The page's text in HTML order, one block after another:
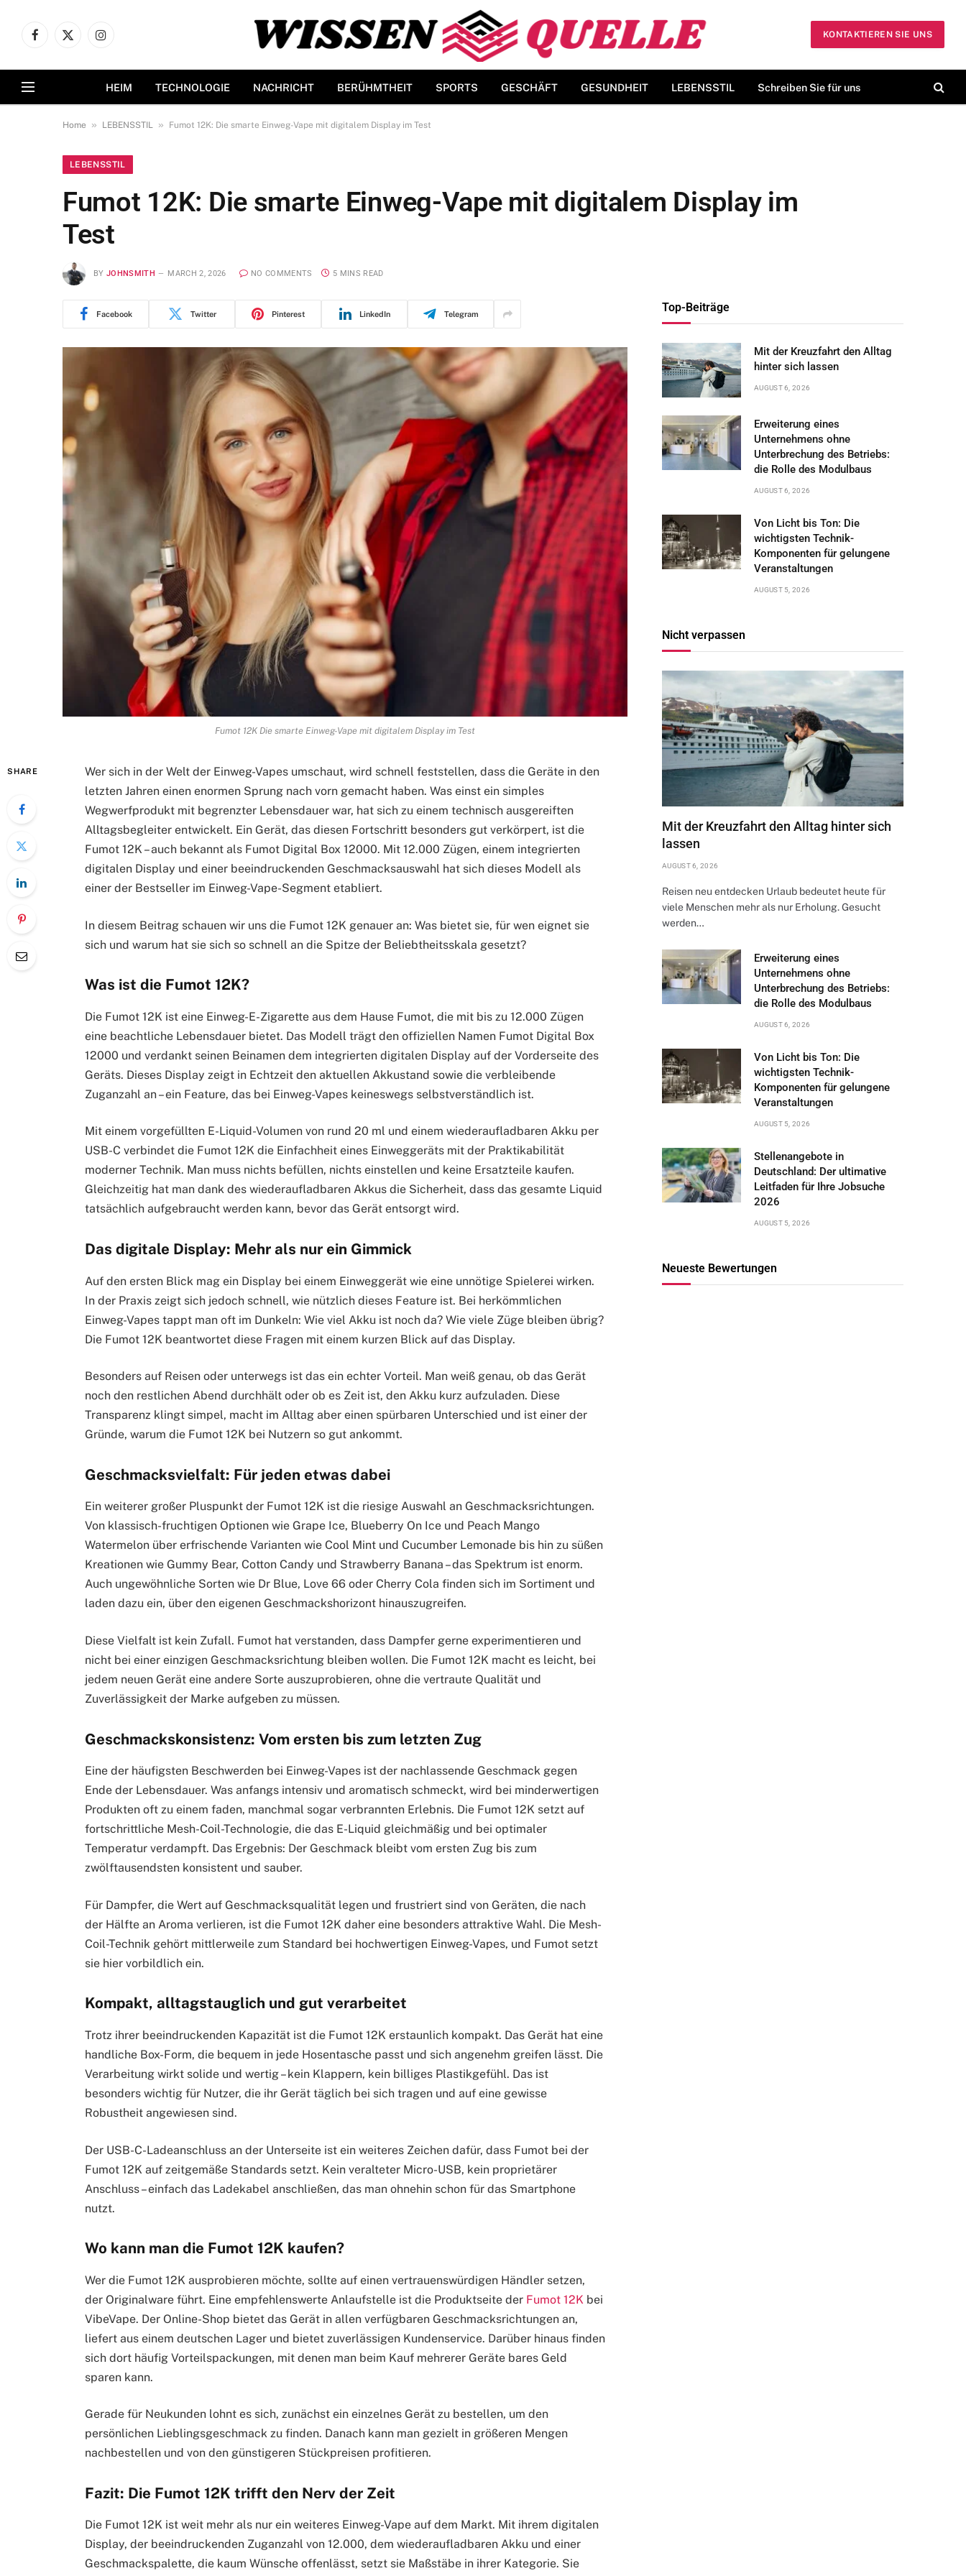
Facebook
X
Instagram
KONTAKTIEREN SIE UNS
HEIM TECHNOLOGIE NACHRICHT BERÜHMTHEIT SPORTS GESCHÄFT GESUNDHEIT LEBENSSTIL Schreiben Sie für uns
Home » LEBENSSTIL » Fumot 12K: Die smarte Einweg-Vape mit digitalem Display im Test
LEBENSSTIL
Fumot 12K: Die smarte Einweg-Vape mit digitalem Display im
Test
BY JOHNSMITH MARCH 2, 2026 NO COMMENTS 5 MINS READ
Facebook Twitter Pinterest LinkedIn Telegram
Fumot 12K Die smarte Einweg-Vape mit digitalem Display im Test
SHARE
Wer sich in der Welt der Einweg-Vapes umschaut, wird schnell feststellen, dass die Geräte in den
letzten Jahren einen enormen Sprung nach vorn gemacht haben. Was einst ein simples
Wegwerfprodukt mit begrenzter Lebensdauer war, hat sich zu einem technisch ausgereiften
Alltagsbegleiter entwickelt. Ein Gerät, das diesen Fortschritt besonders gut verkörpert, ist die
Fumot 12K – auch bekannt als Fumot Digital Box 12000. Mit 12.000 Zügen, einem integrierten
digitalen Display und einer beeindruckenden Geschmacksauswahl hat sich dieses Modell als
einer der Bestseller im Einweg-Vape-Segment etabliert.
In diesem Beitrag schauen wir uns die Fumot 12K genauer an: Was bietet sie, für wen eignet sie
sich und warum hat sie sich so schnell an die Spitze der Beliebtheitsskala gesetzt?
Was ist die Fumot 12K?
Die Fumot 12K ist eine Einweg-E-Zigarette aus dem Hause Fumot, die mit bis zu 12.000 Zügen
eine beachtliche Lebensdauer bietet. Das Modell trägt den offiziellen Namen Fumot Digital Box
12000 und verdankt seinen Beinamen dem integrierten digitalen Display auf der Vorderseite des
Geräts. Dieses Display zeigt in Echtzeit den aktuellen Akkustand sowie die verbleibende
Zuganzahl an – ein Feature, das bei Einweg-Vapes keineswegs selbstverständlich ist.
Mit einem vorgefüllten E-Liquid-Volumen von rund 20 ml und einem wiederaufladbaren Akku per
USB-C verbindet die Fumot 12K die Einfachheit eines Einweggeräts mit der Praktikabilität
moderner Technik. Man muss nichts befüllen, nichts einstellen und keine Ersatzteile kaufen.
Gleichzeitig hat man dank des wiederaufladbaren Akkus die Sicherheit, dass das gesamte Liquid
tatsächlich aufgebraucht werden kann, bevor das Gerät entsorgt wird.
Das digitale Display: Mehr als nur ein Gimmick
Auf den ersten Blick mag ein Display bei einem Einweggerät wie eine unnötige Spielerei wirken.
In der Praxis zeigt sich jedoch schnell, wie nützlich dieses Feature ist. Bei herkömmlichen
Einweg-Vapes tappt man oft im Dunkeln: Wie viel Akku ist noch da? Wie viele Züge bleiben übrig?
Die Fumot 12K beantwortet diese Fragen mit einem kurzen Blick auf das Display.
Besonders auf Reisen oder unterwegs ist das ein echter Vorteil. Man weiß genau, ob das Gerät
noch den restlichen Abend durchhält oder ob es Zeit ist, den Akku kurz aufzuladen. Diese
Transparenz klingt simpel, macht im Alltag aber einen spürbaren Unterschied und ist einer der
Gründe, warum die Fumot 12K bei Nutzern so gut ankommt.
Geschmacksvielfalt: Für jeden etwas dabei
Ein weiterer großer Pluspunkt der Fumot 12K ist die riesige Auswahl an Geschmacksrichtungen.
Von klassisch-fruchtigen Optionen wie Grape Ice, Blueberry On Ice und Peach Mango
Watermelon über erfrischende Varianten wie Cool Mint und Cucumber Lemonade bis hin zu süßen
Kreationen wie Gummy Bear, Cotton Candy und Strawberry Banana – das Spektrum ist enorm.
Auch ungewöhnliche Sorten wie Dr Blue, Love 66 oder Cherry Cola finden sich im Sortiment und
laden dazu ein, über den eigenen Geschmackshorizont hinauszugreifen.
Diese Vielfalt ist kein Zufall. Fumot hat verstanden, dass Dampfer gerne experimentieren und
nicht bei einer einzigen Geschmacksrichtung bleiben wollen. Die Fumot 12K macht es leicht, bei
jedem neuen Gerät eine andere Sorte auszuprobieren, ohne die vertraute Qualität und
Zuverlässigkeit der Marke aufgeben zu müssen.
Geschmackskonsistenz: Vom ersten bis zum letzten Zug
Eine der häufigsten Beschwerden bei Einweg-Vapes ist der nachlassende Geschmack gegen
Ende der Lebensdauer. Was anfangs intensiv und aromatisch schmeckt, wird bei minderwertigen
Produkten oft zu einem faden, manchmal sogar verbrannten Erlebnis. Die Fumot 12K setzt auf
fortschrittliche Mesh-Coil-Technologie, die das E-Liquid gleichmäßig und bei optimaler
Temperatur verdampft. Das Ergebnis: Der Geschmack bleibt vom ersten Zug bis zum
zwölftausendsten konsistent und sauber.
Für Dampfer, die Wert auf Geschmacksqualität legen und frustriert sind von Geräten, die nach
der Hälfte an Aroma verlieren, ist die Fumot 12K daher eine besonders attraktive Wahl. Die Mesh-
Coil-Technik gehört mittlerweile zum Standard bei hochwertigen Einweg-Vapes, und Fumot setzt
sie hier vorbildlich ein.
Kompakt, alltagstauglich und gut verarbeitet
Trotz ihrer beeindruckenden Kapazität ist die Fumot 12K erstaunlich kompakt. Das Gerät hat eine
handliche Box-Form, die bequem in jede Hosentasche passt und sich angenehm greifen lässt. Die
Verarbeitung wirkt solide und wertig – kein Klappern, kein billiges Plastikgefühl. Das ist
besonders wichtig für Nutzer, die ihr Gerät täglich bei sich tragen und auf eine gewisse
Robustheit angewiesen sind.
Der USB-C-Ladeanschluss an der Unterseite ist ein weiteres Zeichen dafür, dass Fumot bei der
Fumot 12K auf zeitgemäße Standards setzt. Kein veralteter Micro-USB, kein proprietärer
Anschluss – einfach das Ladekabel anschließen, das man ohnehin schon für das Smartphone
nutzt.
Wo kann man die Fumot 12K kaufen?
Wer die Fumot 12K ausprobieren möchte, sollte auf einen vertrauenswürdigen Händler setzen,
der Originalware führt. Eine empfehlenswerte Anlaufstelle ist die Produktseite der Fumot 12K bei
VibeVape. Der Online-Shop bietet das Gerät in allen verfügbaren Geschmacksrichtungen an,
liefert aus einem deutschen Lager und bietet zuverlässigen Kundenservice. Darüber hinaus finden
sich dort häufig Vorteilspackungen, mit denen man beim Kauf mehrerer Geräte bares Geld
sparen kann.
Gerade für Neukunden lohnt es sich, zunächst ein einzelnes Gerät zu bestellen, um den
persönlichen Lieblingsgeschmack zu finden. Danach kann man gezielt in größeren Mengen
nachbestellen und von den günstigeren Stückpreisen profitieren.
Fazit: Die Fumot 12K trifft den Nerv der Zeit
Die Fumot 12K ist weit mehr als nur ein weiteres Einweg-Vape auf dem Markt. Mit ihrem digitalen
Display, der beeindruckenden Zuganzahl von 12.000, dem wiederaufladbaren Akku und einer
Geschmackspalette, die kaum Wünsche offenlässt, setzt sie Maßstäbe in ihrer Kategorie. Sie
Top-Beiträge
Mit der Kreuzfahrt den Alltag
hinter sich lassen
AUGUST 6, 2026
Erweiterung eines
Unternehmens ohne
Unterbrechung des Betriebs:
die Rolle des Modulbaus
AUGUST 6, 2026
Von Licht bis Ton: Die
wichtigsten Technik-
Komponenten für gelungene
Veranstaltungen
AUGUST 5, 2026
Nicht verpassen
Mit der Kreuzfahrt den Alltag hinter sich
lassen
AUGUST 6, 2026
Reisen neu entdecken Urlaub bedeutet heute für
viele Menschen mehr als nur Erholung. Gesucht
werden…
Erweiterung eines
Unternehmens ohne
Unterbrechung des Betriebs:
die Rolle des Modulbaus
AUGUST 6, 2026
Von Licht bis Ton: Die
wichtigsten Technik-
Komponenten für gelungene
Veranstaltungen
AUGUST 5, 2026
Stellenangebote in
Deutschland: Der ultimative
Leitfaden für Ihre Jobsuche
2026
AUGUST 5, 2026
Neueste Bewertungen